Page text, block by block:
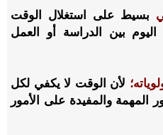
بسيط على استغلال الوقت
بين الدراسة أو العمل
لأن الوقت لا يكفي لكل
المهمة والمفيدة على الأمور